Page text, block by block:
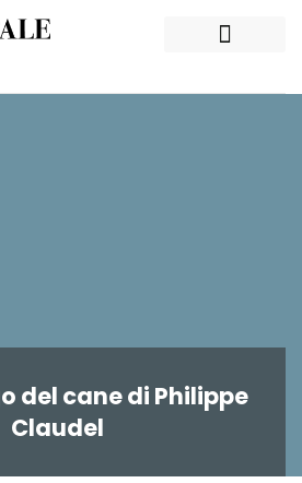
del cane di Philippe
Claudel